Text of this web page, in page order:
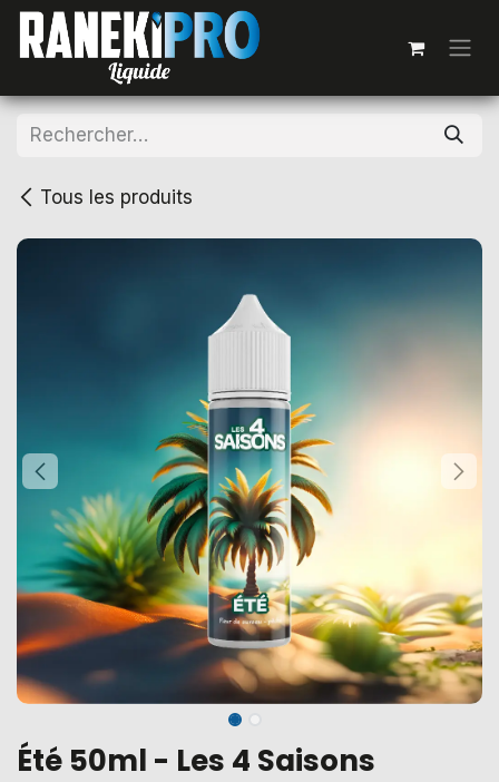
Se rendre au contenu
Tous les produits
Été 50ml - Les 4 Saisons